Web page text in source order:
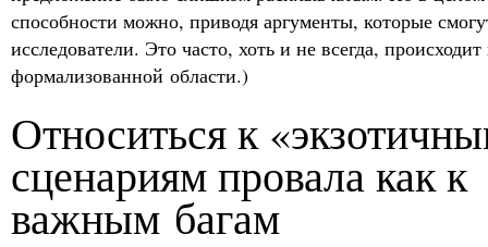
способности можно, приводя аргументы, которые
исследователи. Это часто, хоть и не всегда, происходит
формализованной области.)
Относиться к
сценариям провала как к
важным багам